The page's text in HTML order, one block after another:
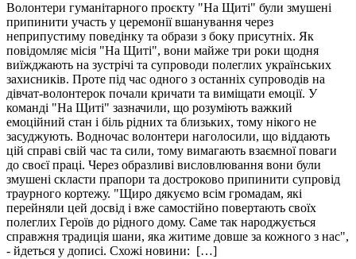
Волонтери гуманітарного проєкту "На Щиті" були змушені
припинити участь у церемонії вшанування через
неприпустиму поведінку та образи з боку присутніх. Як
повідомляє місія "На Щиті", вони майже три роки щодня
виїжджають на зустрічі та супроводи полеглих українських
захисників. Проте під час одного з останніх супроводів на
дівчат-волонтерок почали кричати та виміщати емоції. У
команді "На Щиті" зазначили, що розуміють важкий
емоційний стан і біль рідних та близьких, тому нікого не
засуджують. Водночас волонтери наголосили, що віддають
цій справі свій час та сили, тому вимагають взаємної поваги
до своєї праці. Через образливі висловлювання вони були
змушені скласти прапори та достроково припинити супровід
траурного кортежу. "Щиро дякуємо всім громадам, які
перейняли цей досвід і вже самостійно повертають своїх
полеглих Героїв до рідного дому. Саме так народжується
справжня традиція шани, яка житиме довше за кожного з нас",
- йдеться у дописі. Схожі новини: […]